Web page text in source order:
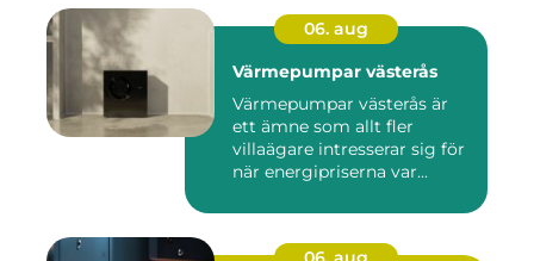
06. aug
Värmepumpar västerås
Värmepumpar västerås är
ett ämne som allt fler
villaägare intresserar sig för
när energipriserna var...